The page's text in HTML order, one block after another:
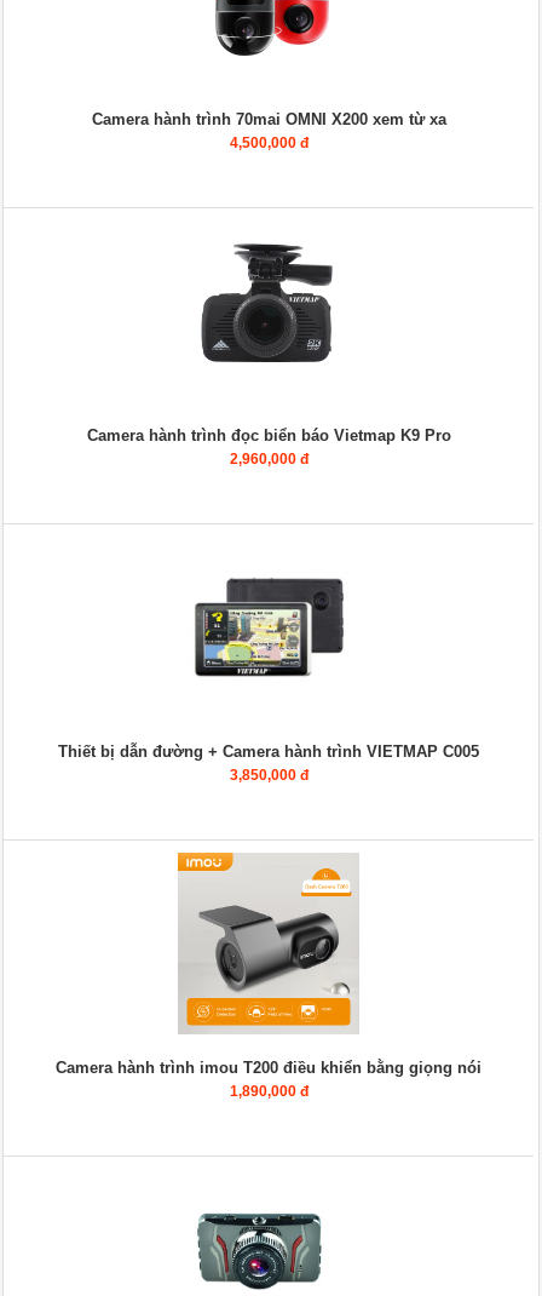
Camera hành trình 70mai OMNI X200 xem từ xa
4,500,000 đ
Camera hành trình đọc biển báo Vietmap K9 Pro
2,960,000 đ
Thiết bị dẫn đường + Camera hành trình VIETMAP C005
3,850,000 đ
Camera hành trình imou T200 điều khiển bằng giọng nói
1,890,000 đ